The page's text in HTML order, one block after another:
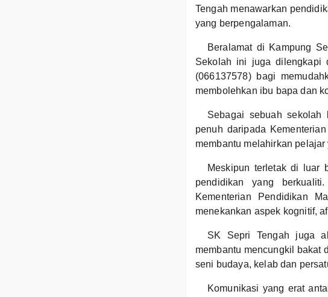
Tengah menawarkan
yang berpengalaman.
Beralamat di Kampung
Sekolah ini juga dilengkapi
(066137578) bagi
membolehkan ibu bapa dan
Sebagai sebuah sekolah
penuh daripada
membantu melahirkan
Meskipun terletak di luar
pendidikan yang
Kementerian Pendidikan
menekankan aspek kognitif,
SK Sepri Tengah juga
membantu mencungkil bakat
seni budaya, kelab dan
Komunikasi yang erat